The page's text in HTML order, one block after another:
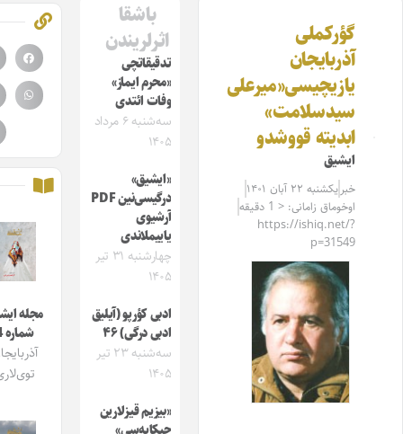
گؤرکملی
آذربایجان
یازیچیسی«میرعلی
سیدسلامت»
ابدیته قووشدو
یکشنبه ۲۲ آبان ۱۴۰۱
اوخوماق زامانی: < 1 دقیقه
https://ishiq.net/?
p=31549
باشقا
اثرلریندن
تدقیقاتچی
«محرم ایماز»
وفات ائتدی
سه‌شنبه ۶ مرداد
«ایشیق»
درگیسی‌نین PDF
آرشیوی
یاییملاندی
چهارشنبه ۳۱ تیر
ادبی کؤرپو (آیلیق
ادبی درگی) ۴۶
سه‌شنبه ۲۳ تیر
«بیزیم قیزلارین
مجله ایشیق
شماره 4
آذربایجان
توی‌لاری